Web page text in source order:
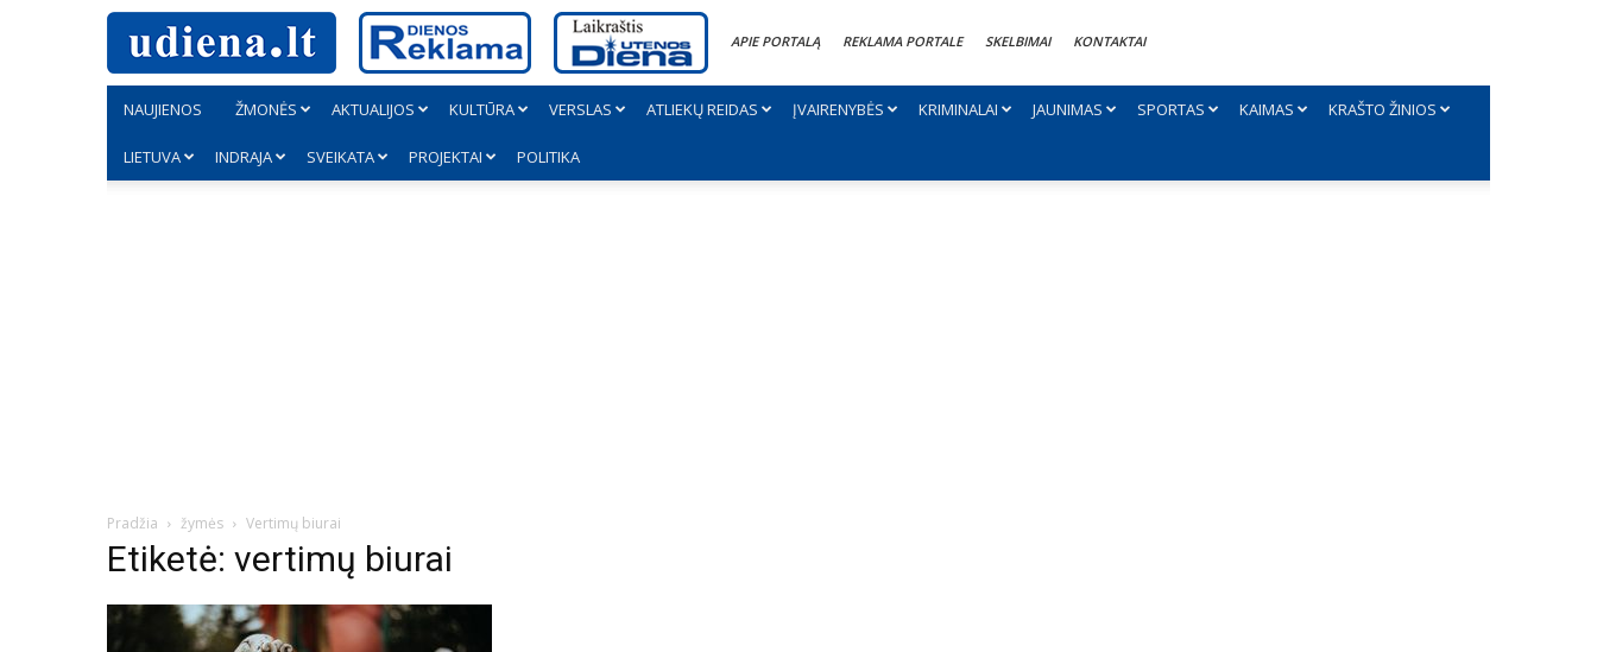
APIE PORTALĄ REKLAMA PORTALE SKELBIMAI KONTAKTAI
NAUJIENOS ŽMONĖS AKTUALIJOS KULTŪRA VERSLAS ATLIEKŲ REIDAS ĮVAIRENYBĖS KRIMINALAI JAUNIMAS SPORTAS KAIMAS KRAŠTO ŽINIOS
LIETUVA INDRAJA SVEIKATA PROJEKTAI POLITIKA
Pradžia žymės Vertimų biurai
Etiketė: vertimų biurai